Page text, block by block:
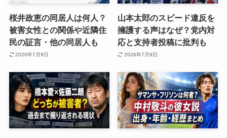
桜井政恵の同居人は何人？
被害女性との関係や近隣住
民の証言・他の同居人も
2026年7月9日
山本太郎のスピード違反を
擁護する声はなぜ？党内対
応と支持者投稿に批判も
2026年7月9日